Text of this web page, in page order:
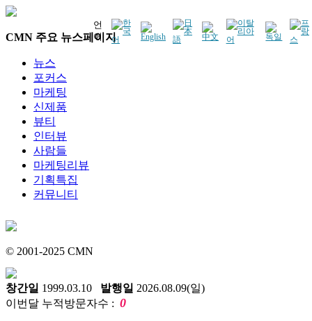
언
어
CMN 주요 뉴스페이지
뉴스
포커스
마케팅
신제품
뷰티
인터뷰
사람들
마케팅리뷰
기획특집
커뮤니티
© 2001-2025 CMN
창간일 1999.03.10 발행일 2026.08.09(일)
이번달 누적방문자수 : 0